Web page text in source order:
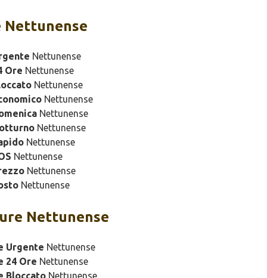
Nettunense
Nettunense
Ore Nettunense
Nettunense
Nettunense
Nettunense
Nettunense
Nettunense
Nettunense
Nettunense
Nettunense
Nettunense
Urgente Nettunense
24 Ore Nettunense
BloccatoNettunense